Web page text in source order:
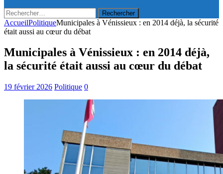
Rechercher :
AccueilPolitiqueMunicipales à Vénissieux : en 2014 déjà, la sécurité
était aussi au cœur du débat
Municipales à Vénissieux : en 2014 déjà,
la sécurité était aussi au cœur du débat
19 février 2026 Politique 0